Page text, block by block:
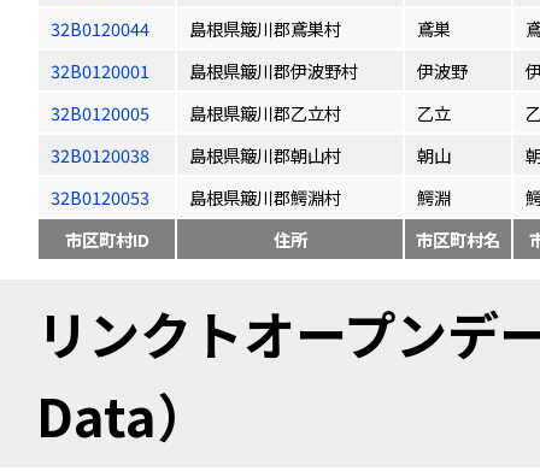
32B0120044
島根県簸川郡鳶巣村 鳶巣
32B0120001
島根県簸川郡伊波野村 伊波野
32B0120005
島根県簸川郡乙立村 乙立
32B0120038
島根県簸川郡朝山村 朝山
32B0120053
島根県簸川郡鰐淵村 鰐淵
市区町村ID
住所 市区町村名
リンクトオープン
Data）